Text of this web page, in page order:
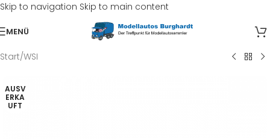
Skip to navigation Skip to main content
MENÜ
Start/WSI
AUSV
ERKA
UFT